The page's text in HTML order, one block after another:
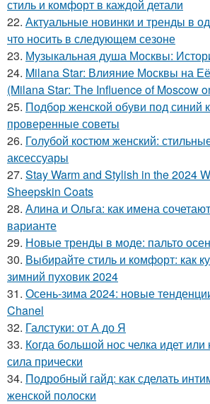
стиль и комфорт в каждой детали
22. Актуальные новинки и тренды в
что носить в следующем сезоне
23. Музыкальная душа Москвы:
24. Milana Star: Влияние Москвы на
(Milana Star: The Influence of Moscow
25. Подбор женской обуви под синий
проверенные советы
26. Голубой костюм женский:
аксессуары
27. Stay Warm and Stylish in the 2024
Sheepskin Coats
28. Алина и Ольга: как имена
варианте
29. Новые тренды в моде: пальто
30. Выбирайте стиль и комфорт: как
зимний пуховик 2024
31. Осень-зима 2024: новые
Chanel
32. Галстуки: от А до Я
33. Когда большой нос челка идет
сила прически
34. Подробный гайд: как сделать
женской полоски